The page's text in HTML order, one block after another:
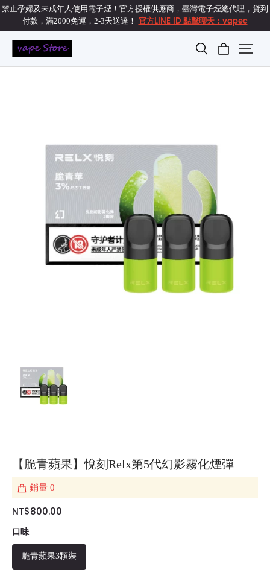
禁止孕婦及未成年人使用電子煙！官方授權供應商，臺灣電子煙總代理，貨到
付款，滿2000免運，2-3天送達！ 官方LINE ID 點擊聊天：vapec
【脆青蘋果】悅刻Relx第5代幻影霧化煙彈
銷量 0
NT$800.00
口味
脆青蘋果3顆裝